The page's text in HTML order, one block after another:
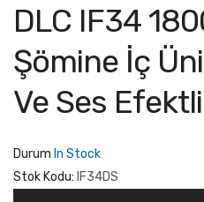
DLC IF34
Şömine İç
Ve Ses Efektli
Durum In Stock
Stok Kodu: IF34DS